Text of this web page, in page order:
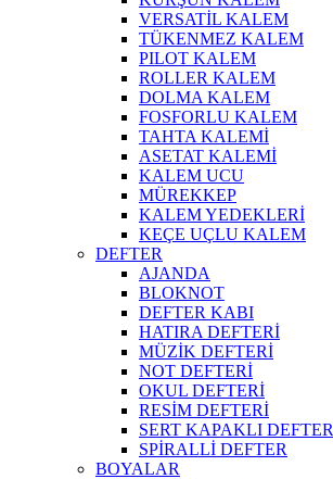
VERSATİL KALEM
TÜKENMEZ KALEM
PILOT KALEM
ROLLER KALEM
DOLMA KALEM
FOSFORLU KALEM
TAHTA KALEMİ
ASETAT KALEMİ
KALEM UCU
MÜREKKEP
KALEM YEDEKLERİ
KEÇE UÇLU KALEM
DEFTER
AJANDA
BLOKNOT
DEFTER KABI
HATIRA DEFTERİ
MÜZİK DEFTERİ
NOT DEFTERİ
OKUL DEFTERİ
RESİM DEFTERİ
SERT KAPAKLI DEFTER
SPİRALLİ DEFTER
BOYALAR